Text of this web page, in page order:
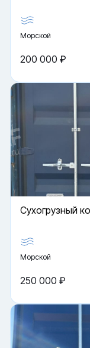
Морской
200 000 ₽
Cухогрузный
Морской
250 000 ₽